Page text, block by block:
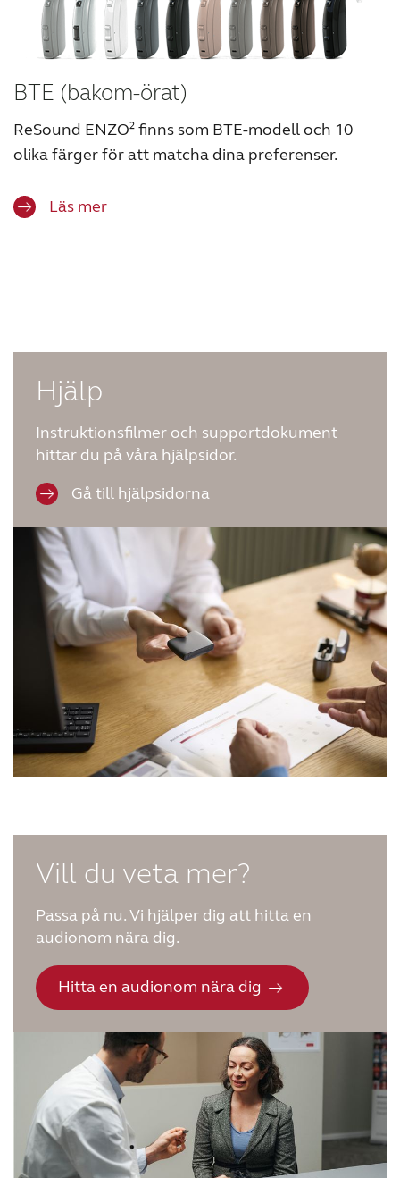
BTE (bakom-örat)
ReSound ENZO² finns som BTE-modell och 10
olika färger för att matcha dina preferenser.
Läs mer
Hjälp
Instruktionsfilmer och supportdokument
hittar du på våra hjälpsidor.
Gå till hjälpsidorna
Vill du veta mer?
Passa på nu. Vi hjälper dig att hitta en
audionom nära dig.
Hitta en audionom nära dig